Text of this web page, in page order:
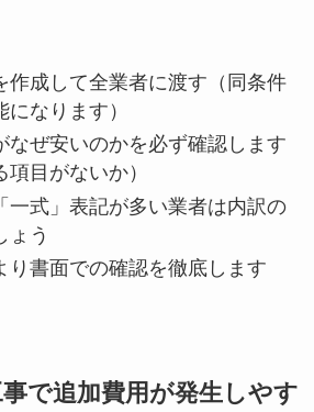
作成して全業者に渡す（同条件
なります）
なぜ安いのかを必ず確認します
項目がないか）
一式」表記が多い業者は内訳の
ょう
り書面での確認を徹底します
で追加費用が発生しやす